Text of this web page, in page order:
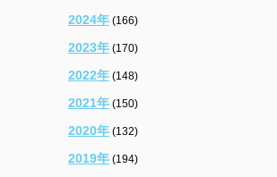
2024年 (166)
2023年 (170)
2022年 (148)
2021年 (150)
2020年 (132)
2019年 (194)